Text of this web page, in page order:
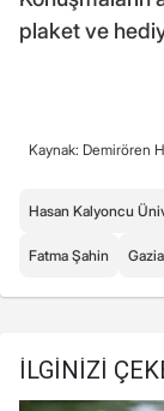
plaket ve
Kaynak: Demirören
Hasan Kalyoncu
Fatma Şahin